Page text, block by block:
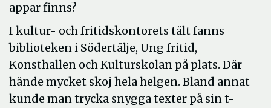
appar finns?
I kultur- och fritidskontorets tält fanns
biblioteken i Södertälje, Ung fritid,
Konsthallen och Kulturskolan på plats. Där
hände mycket skoj hela helgen. Bland annat
kunde man trycka snygga texter på sin t-